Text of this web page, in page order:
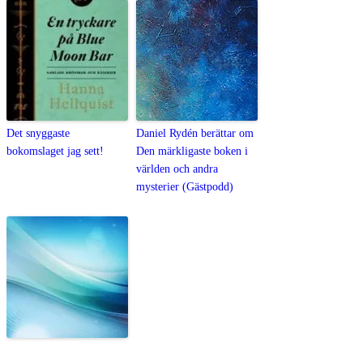
Det snyggaste
bokomslaget jag sett!
Daniel Rydén berättar om
Den märkligaste boken i
världen och andra
mysterier (Gästpodd)